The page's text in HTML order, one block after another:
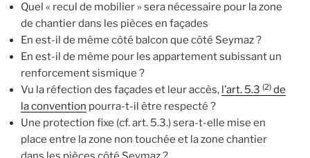
Quel « recul de mobilier » sera nécessaire pour la zone
de chantier dans les pièces en façades
En est-il de même côté balcon que côté Seymaz ?
En est-il de même pour les appartement subissant un
renforcement sismique ?
Vu la réfection des façades et leur accès, l’art. 5.3 (2) de
la convention pourra-t-il être respecté ?
Une protection fixe (cf. art. 5.3.) sera-t-elle mise en
place entre la zone non touchée et la zone chantier